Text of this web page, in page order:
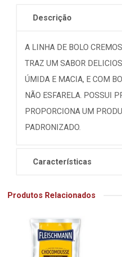
Descrição
A LINHA DE BOLO
TRAZ UM SABOR
ÚMIDA E MACIA, E COM
NÃO ESFARELA. POSSUI
PROPORCIONA UM
PADRONIZADO.
Características
Produtos Relacionados